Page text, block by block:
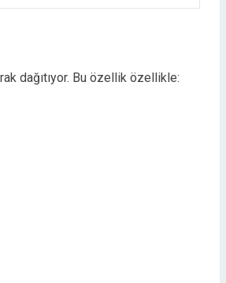
dağıtıyor. Bu özellik özellikle: